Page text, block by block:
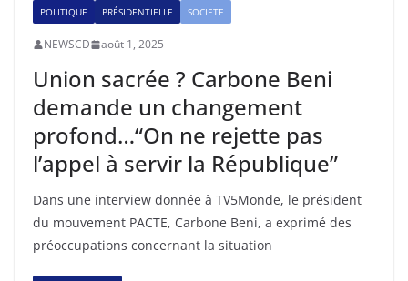
POLITIQUE
PRÉSIDENTIELLE SOCIETE
NEWSCD août 1, 2025
Union sacrée ? Carbone Beni
demande un changement
profond…“On ne rejette pas
l’appel à servir la République”
Dans une interview donnée à TV5Monde, le président
du mouvement PACTE, Carbone Beni, a exprimé des
préoccupations concernant la situation